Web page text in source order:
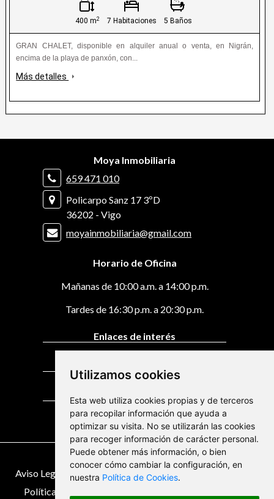
Utilizamos cookies
Esta web utiliza cookies propias y de terceros
para recopilar información que ayuda a
optimizar su visita. No se utilizarán las cookies
para recoger información de carácter personal.
Puede obtener más información, o bien
conocer cómo cambiar la configuración, en
nuestra Política de Cookies.
400 m2 7 Habitaciones 5 Baños
GRAN CHALET, disponible en alquiler anual o venta, en Nigrán,
encima de la playa de panxón, con...
Más detalles
Moya Inmobiliaria
659 471 010
Policarpo Sanz 17 3ºD
36202 - Vigo
moyainmobiliaria@gmail.com
Horario de Oficina
Mañanas de 10:00 a.m. a 14:00 p.m.
Tardes de 16:30 p.m. a 20:30 p.m.
Enlaces de interés
Pisos en alquiler
© 2026 Moya Inmobiliaria
Aviso Legal y Política de privacidad|Protección de datos
Política de Cookies